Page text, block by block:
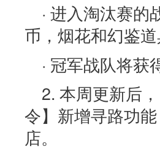
· 进入淘汰赛
币，烟花和幻鉴道
· 冠军战队将
2. 本周更新后
令】新增寻路功
店。